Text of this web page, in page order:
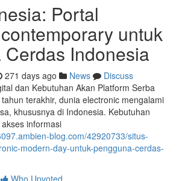
Portal
untuk
Cerdas Indonesia
271 days ago News
Discuss
dan Kebutuhan Akan Platform Serba
terakhir, dunia electronic mengalami
khususnya di Indonesia. Kebutuhan
informasi
blog.com/42920733/situs-
modern-day-untuk-pengguna-cerdas-
Who Upvoted